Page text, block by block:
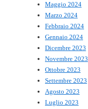
Maggio 2024
Marzo 2024
Febbraio 2024
Gennaio 2024
Dicembre 2023
Novembre 2023
Ottobre 2023
Settembre 2023
Agosto 2023
Luglio 2023